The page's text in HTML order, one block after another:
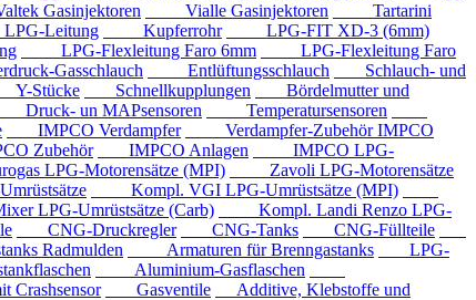
Gasinjektoren Vialle Gasinjektoren
Tartarini
Leitung Kupferrohr
LPG-FIT XD-3 (6mm)
LPG-Flexleitung Faro 6mm
LPG-Flexleitung Faro
Gasschlauch Entlüftungsschlauch
Schlauch- und
Stücke Schnellkupplungen
Bördelmutter und
un MAPsensoren
Temperatursensoren
IMPCO Verdampfer
Verdampfer-Zubehör IMPCO
Zubehör IMPCO Anlagen
IMPCO LPG-
LPG-Motorensätze (MPI)
Zavoli LPG-Motorensätze
Kompl. VGI LPG-Umrüstsätze (MPI)
LPG-Umrüstsätze (Carb)
Kompl. Landi Renzo LPG-
CNG-Druckregler CNG-Tanks
CNG-Füllteile
Radmulden Armaturen für Brenngastanks
LPG-
Aluminium-Gasflaschen
Gasventile
Additive, Klebstoffe und